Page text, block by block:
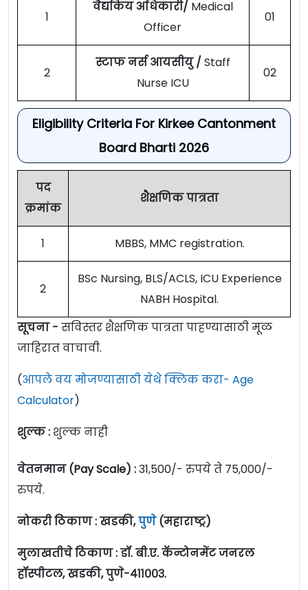
1
वैद्यकिय अधिकारी/ Medical
Officer
01
2
स्टाफ नर्स आयसीयु / Staff
Nurse ICU
02
Eligibility Criteria For Kirkee Cantonment
Board Bharti 2026
पद
क्रमांक
शैक्षणिक पात्रता
1 MBBS, MMC registration.
2
BSc Nursing, BLS/ACLS, ICU Experience
NABH Hospital.
सूचना - सविस्तर शैक्षणिक पात्रता पाहण्यासाठी मूळ
जाहिरात वाचावी.
(आपले वय मोजण्यासाठी येथे क्लिक करा- Age
Calculator)
शुल्क : शुल्क नाही
वेतनमान (Pay Scale) :31,500/- रुपये ते 75,000/-
रुपये.
नोकरी ठिकाण : खडकी,पुणे(महाराष्ट्र)
मुलाखतीचे ठिकाण : डॉ. बी.ए. कॅन्टोनमेंट जनरल
हॉस्पीटल, खडकी, पुणे-४११००३.